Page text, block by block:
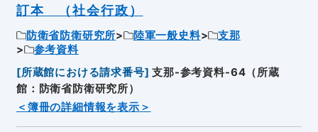
訂本 （社会行政）
防衛省防衛研究所 陸軍一般史料
支那
参考資料
[所蔵館における請求番号] 支那-参考資料-64（所蔵
館：防衛省防衛研究所）
＜簿冊の詳細情報を表示＞